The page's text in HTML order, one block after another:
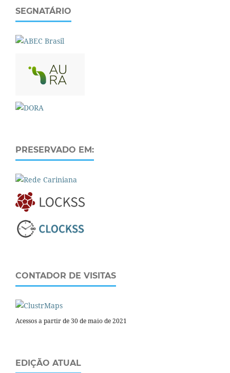
SEGNATÁRIO
PRESERVADO EM:
CONTADOR DE VISITAS
Acessos a partir de 30 de maio de 2021
EDIÇÃO ATUAL